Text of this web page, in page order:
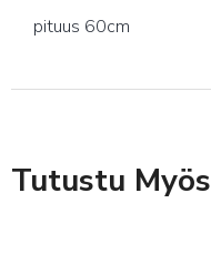
pituus 60cm
Tutustu Myös